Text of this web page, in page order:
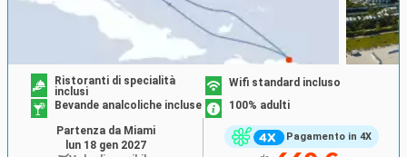
Pagamento in 4X
Ristoranti di specialità
inclusi
Wifi standard incluso
Bevande analcoliche incluse
100% adulti
Partenza da Miami
lun 18 gen 2027